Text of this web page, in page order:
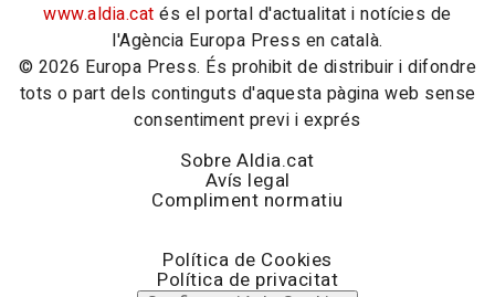
www.aldia.cat és el portal d'actualitat i notícies de
l'Agència Europa Press en català.
© 2026 Europa Press. És prohibit de distribuir i difondre
tots o part dels continguts d'aquesta pàgina web sense
consentiment previ i exprés
Sobre Aldia.cat
Avís legal
Compliment normatiu
Política de Cookies
Política de privacitat